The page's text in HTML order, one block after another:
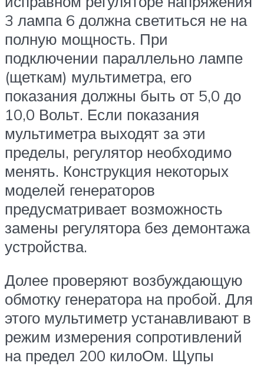
3 лампа 6 должна светиться не на
полную мощность. При
подключении параллельно лампе
(щеткам) мультиметра, его
показания должны быть от 5,0 до
10,0 Вольт. Если показания
мультиметра выходят за эти
пределы, регулятор необходимо
менять. Конструкция некоторых
моделей генераторов
предусматривает возможность
замены регулятора без демонтажа
устройства.
Долее проверяют возбуждающую
обмотку генератора на пробой. Для
этого мультиметр устанавливают в
режим измерения сопротивлений
на предел 200 килоОм. Щупы